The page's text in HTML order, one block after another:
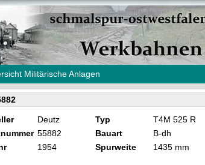
Militärische Anlagen
Deutz Typ T4M 525 R
55882 Bauart B-dh
1954 Spurweite 1435 mm